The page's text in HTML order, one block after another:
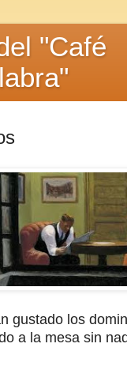
"Café
gustado los
a la mesa sin